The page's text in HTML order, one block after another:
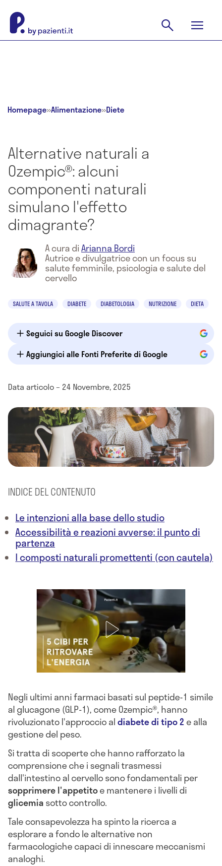
Homepage»Alimentazione»Diete
Alternative naturali a
Ozempic®: alcuni
componenti naturali
simulano l'effetto
dimagrante?
A cura diArianna Bordi
Autrice e divulgatrice con un focus su
salute femminile, psicologia e salute del
cervello
SALUTE A TAVOLA DIABETE DIABETOLOGIA NUTRIZIONE DIETA
Seguici su Google Discover
Aggiungici alle Fonti Preferite di Google
Data articolo – 24 Novembre, 2025
INDICE DEL CONTENUTO
Le intenzioni alla base dello studio
Accessibilità e reazioni avverse: il punto di
partenza
I composti naturali promettenti (con cautela)
Negli ultimi anni farmaci basati sul peptide-1 simile
al glucagone (GLP-1), come Ozempic®, hanno
rivoluzionato l'approccio aldiabete di tipo 2e alla
gestione del peso.
Si tratta di scoperte che hanno rafforzato la
comprensione che i segnali trasmessi
dall'intestino al cervello sono fondamentali per
sopprimere l'appetitoe mantenere i livelli di
glicemia sotto controllo.
Tale consapevolezza ha spinto la ricerca a
esplorare a fondo le alternative non
farmacologiche capaci di innescare meccanismi
analoghi.